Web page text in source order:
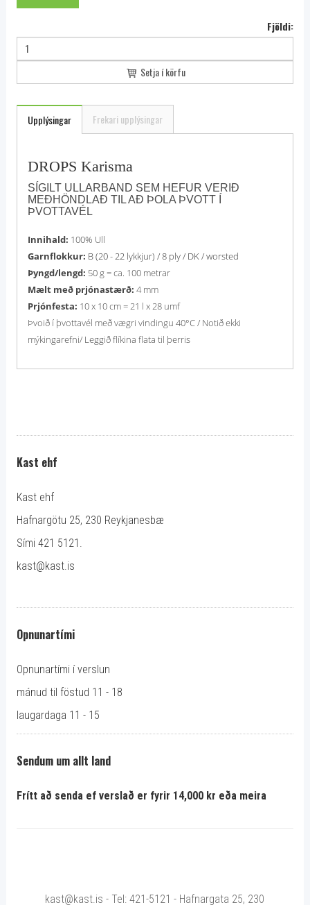
Fjöldi:
Setja í körfu
Upplýsingar Frekari upplýsingar
DROPS Karisma
SÍGILT ULLARBAND SEM HEFUR VERIÐ
MEÐHÖNDLAÐ TIL AÐ ÞOLA ÞVOTT Í
ÞVOTTAVÉL
Innihald: 100% Ull
Garnflokkur: B (20 - 22 lykkjur) / 8 ply / DK / worsted
Þyngd/lengd: 50 g = ca. 100 metrar
Mælt með prjónastærð: 4 mm
Prjónfesta: 10 x 10 cm = 21 l x 28 umf
Þvoið í þvottavél með vægri vindingu 40°C / Notið ekki
mýkingarefni/ Leggið flíkina flata til þerris
Kast ehf
Kast ehf
Hafnargötu 25, 230 Reykjanesbæ
Sími 421 5121.
kast@kast.is
Opnunartími
Opnunartími í verslun
mánud til föstud 11 - 18
laugardaga 11 - 15
Sendum um allt land
Frítt að senda ef verslað er fyrir 14,000 kr eða meira
kast@kast.is - Tel: 421-5121 - Hafnargata 25, 230